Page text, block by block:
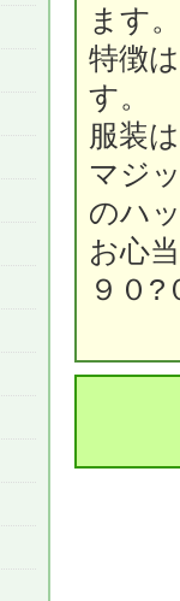
ます。
特徴
す。
服装
マジ
のハ
お心
９０